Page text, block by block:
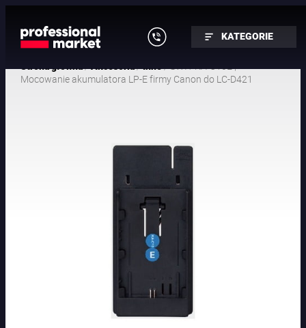
KATEGORIE
/ /
/ SWIT KA-C10E |
Mocowanie akumulatora LP-E firmy Canon do LC-D421